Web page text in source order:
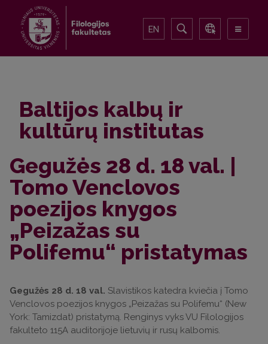
EN
Baltijos kalbų ir
kultūrų institutas
Gegužės 28 d. 18 val. |
Tomo Venclovos
poezijos knygos
„Peizažas su
Polifemu“ pristatymas
Gegužės 28 d. 18 val. Slavistikos katedra kviečia į Tomo
Venclovos poezijos knygos „Peizažas su Polifemu“ (New
York: Tamizdat) pristatymą. Renginys vyks VU Filologijos
fakulteto 115A auditorijoje lietuvių ir rusų kalbomis.